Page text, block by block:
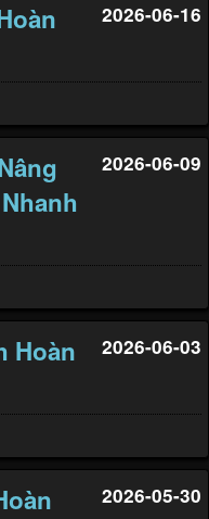
2026-06-16
2026-06-09
Hoàn
2026-06-03
2026-05-30